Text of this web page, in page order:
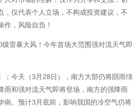
，仅代表个人立场，不构成投资建议，不
作，风险自负！
暴大风！今年首场大范围强对流天气即
今天（3月28日），南方大部仍将阴雨绵
雨和强对流天气即将登场，南方的强降雨
南。预计3月底前，影响我国的冷空气仍将